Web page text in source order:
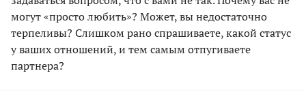
могут «просто любить»? Может, вы недостаточно
терпеливы? Слишком рано спрашиваете, какой статус
у ваших отношений, и тем самым отпугиваете
партнера?